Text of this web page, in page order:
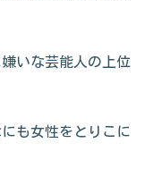
いな芸能人の上位
も女性をとりこに